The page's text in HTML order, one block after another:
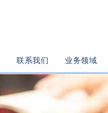
联系我们 业务领域